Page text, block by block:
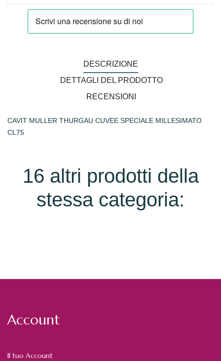
DESCRIZIONE
DETTAGLI DEL PRODOTTO
RECENSIONI
CAVIT MULLER THURGAU CUVEE SPECIALE MILLESIMATO
CL75
16 altri prodotti della
stessa categoria:
Account
Il tuo Account